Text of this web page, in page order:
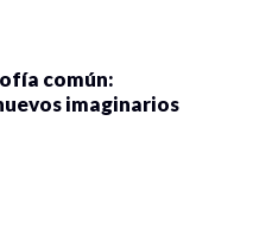
común:
imaginarios